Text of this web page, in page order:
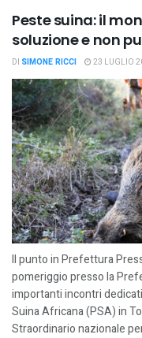
Peste suina: il
soluzione e non
DI SIMONE RICCI 23 LUGLIO
Il punto in Prefettura
pomeriggio presso la
importanti incontri
Suina Africana (PSA) in
Straordinario nazionale